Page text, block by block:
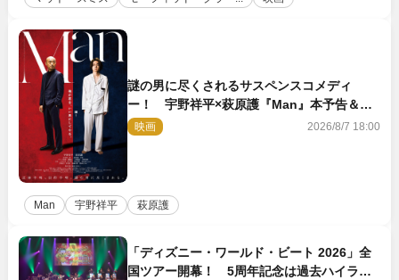
謎の男に尽くされるサスペンスコメディ
ー！ 宇野祥平×萩原護『Man』本予告＆新
ビジュアル解禁
映画 2026/8/7 18:00
Man 宇野祥平 萩原護
「ディズニー・ワールド・ビート 2026」全
国ツアー開幕！ 5周年記念は過去ハイライ